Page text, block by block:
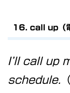
16. call up（電
I’ll call up
schedule.